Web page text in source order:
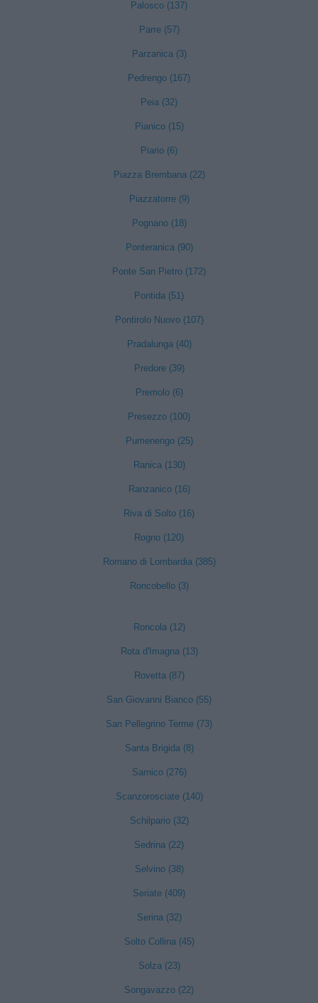
Palosco (137)
Parre (57)
Parzanica (3)
Pedrengo (167)
Peia (32)
Pianico (15)
Piario (6)
Piazza Brembana (22)
Piazzatorre (9)
Pognano (18)
Ponteranica (90)
Ponte San Pietro (172)
Pontida (51)
Pontirolo Nuovo (107)
Pradalunga (40)
Predore (39)
Premolo (6)
Presezzo (100)
Pumenengo (25)
Ranica (130)
Ranzanico (16)
Riva di Solto (16)
Rogno (120)
Romano di Lombardia (385)
Roncobello (3)
Roncola (12)
Rota d'Imagna (13)
Rovetta (87)
San Giovanni Bianco (55)
San Pellegrino Terme (73)
Santa Brigida (8)
Sarnico (276)
Scanzorosciate (140)
Schilpario (32)
Sedrina (22)
Selvino (38)
Seriate (409)
Serina (32)
Solto Collina (45)
Solza (23)
Songavazzo (22)